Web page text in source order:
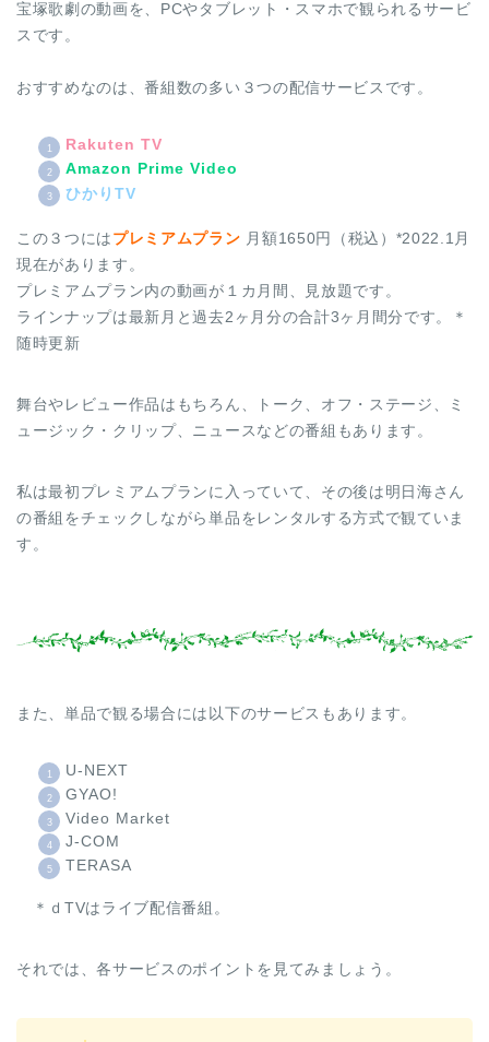
宝塚歌劇の動画を、PCやタブレット・スマホで観られるサービ
スです。
おすすめなのは、番組数の多い３つの配信サービスです。
Rakuten TV
Amazon Prime Video
ひかりTV
この３つには プレミアムプラン 月額1650円（税込）*2022.1月
現在があります。
プレミアムプラン内の動画が１カ月間、見放題です。
ラインナップは最新月と過去2ヶ月分の合計3ヶ月間分です。＊
随時更新
舞台やレビュー作品はもちろん、トーク、オフ・ステージ、ミ
ュージック・クリップ、ニュースなどの番組もあります。
私は最初プレミアムプランに入っていて、その後は明日海さん
の番組をチェックしながら単品をレンタルする方式で観ていま
す。
また、単品で観る場合には以下のサービスもあります。
U-NEXT
GYAO!
Video Market
J-COM
TERASA
＊ｄTVはライブ配信番組。
それでは、各サービスのポイントを見てみましょう。